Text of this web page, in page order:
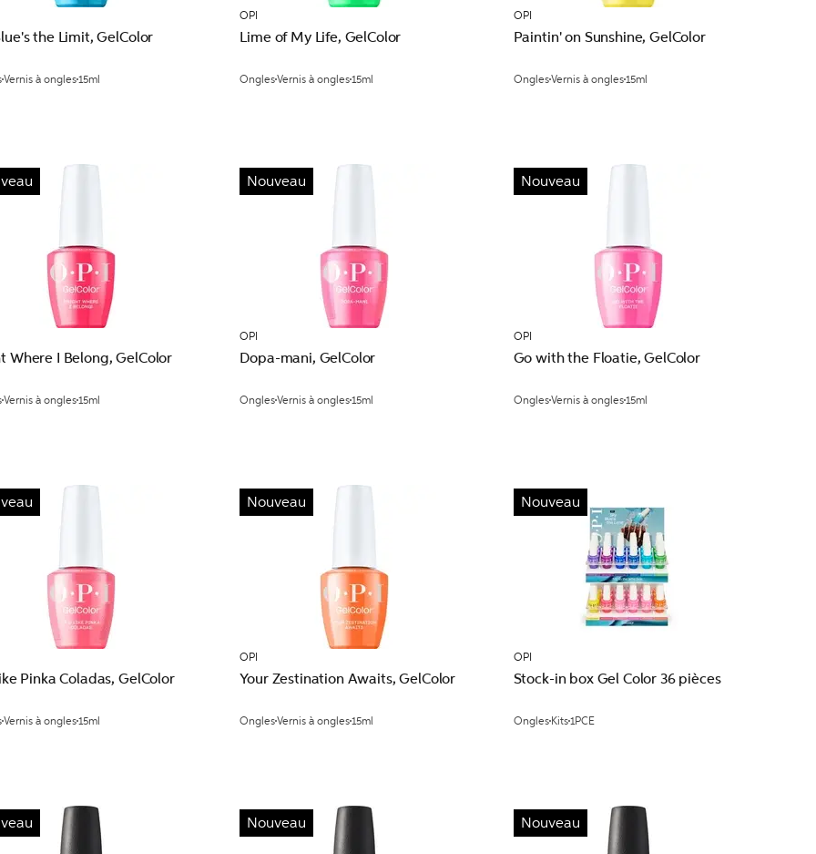
the Limit, GelColor
Vernis à ongles15ml
OPI
Lime of My Life, GelColor
OnglesVernis à ongles15ml
OPI
Paintin' on Sunshine, GelColor
OnglesVernis à ongles15ml
Where I Belong, GelColor
Vernis à ongles15ml
Nouveau
OPI
Dopa-mani, GelColor
OnglesVernis à ongles15ml
Nouveau
OPI
Go with the Floatie, GelColor
OnglesVernis à ongles15ml
Pinka Coladas, GelColor
Vernis à ongles15ml
Nouveau
OPI
Your Zestination Awaits, GelColor
OnglesVernis à ongles15ml
Nouveau
OPI
Stock-in box Gel Color 36 pièces
OnglesKits1PCE
Nouveau Nouveau